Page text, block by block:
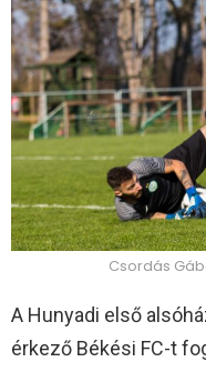
Csordás
A Hunyadi első
érkező Békési FC-t